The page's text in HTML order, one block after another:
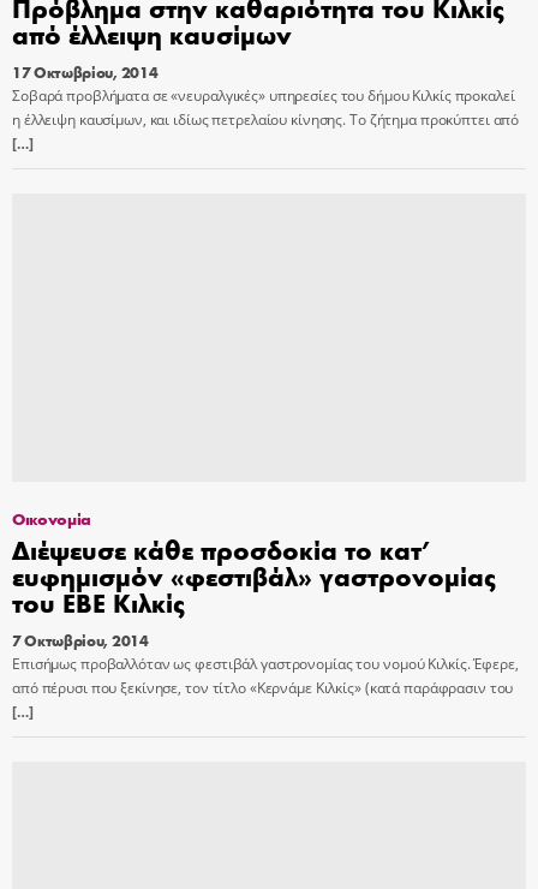
από έλλειψη καυσίμων
17 Οκτωβρίου, 2014
Σοβαρά προβλήματα σε «νευραλγικές» υπηρεσίες του δήμου Κιλκίς προκαλεί
η έλλειψη καυσίμων, και ιδίως πετρελαίου κίνησης. Το ζήτημα προκύπτει από
[…]
Οικονομία
Διέψευσε κάθε προσδοκία το κατ’
ευφημισμόν «φεστιβάλ» γαστρονομίας
του ΕΒΕ Κιλκίς
7 Οκτωβρίου, 2014
Επισήμως προβαλλόταν ως φεστιβάλ γαστρονομίας του νομού Κιλκίς. Έφερε,
από πέρυσι που ξεκίνησε, τον τίτλο «Κερνάμε Κιλκίς» (κατά παράφρασιν του
[…]